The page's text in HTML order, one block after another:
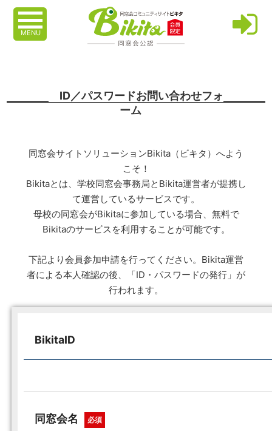
MENU
ID／パスワードお問い合わせフォ
ーム
同窓会サイトソリューションBikita（ビキタ）へよう
こそ！
Bikitaとは、学校同窓会事務局とBikita運営者が提携し
て運営しているサービスです。
母校の同窓会がBikitaに参加している場合、無料で
Bikitaのサービスを利用することが可能です。
下記より会員参加申請を行ってください。Bikita運営
者による本人確認の後、「ID・パスワードの発行」が
行われます。
BikitaID
同窓会名 必須